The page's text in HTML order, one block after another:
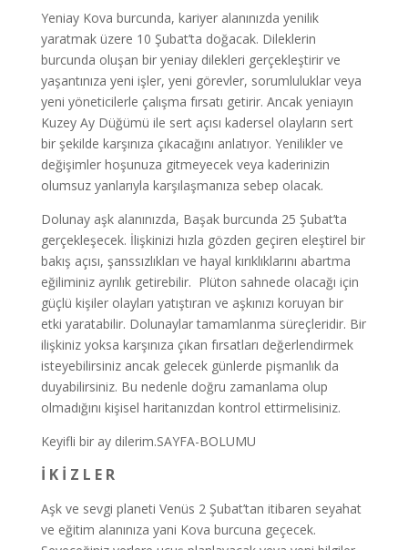
Yeniay Kova burcunda, kariyer alanınızda yenilik
yaratmak üzere 10 Şubat’ta doğacak. Dileklerin
burcunda oluşan bir yeniay dilekleri gerçekleştirir ve
yaşantınıza yeni işler, yeni görevler, sorumluluklar veya
yeni yöneticilerle çalışma fırsatı getirir. Ancak yeniayın
Kuzey Ay Düğümü ile sert açısı kadersel olayların sert
bir şekilde karşınıza çıkacağını anlatıyor. Yenilikler ve
değişimler hoşunuza gitmeyecek veya kaderinizin
olumsuz yanlarıyla karşılaşmanıza sebep olacak.
Dolunay aşk alanınızda, Başak burcunda 25 Şubat’ta
gerçekleşecek. İlişkinizi hızla gözden geçiren eleştirel bir
bakış açısı, şanssızlıkları ve hayal kırıklıklarını abartma
eğiliminiz ayrılık getirebilir. Plüton sahnede olacağı için
güçlü kişiler olayları yatıştıran ve aşkınızı koruyan bir
etki yaratabilir. Dolunaylar tamamlanma süreçleridir. Bir
ilişkiniz yoksa karşınıza çıkan fırsatları değerlendirmek
isteyebilirsiniz ancak gelecek günlerde pişmanlık da
duyabilirsiniz. Bu nedenle doğru zamanlama olup
olmadığını kişisel haritanızdan kontrol ettirmelisiniz.
Keyifli bir ay dilerim.SAYFA-BOLUMU
İ K İ Z L E R
Aşk ve sevgi planeti Venüs 2 Şubat’tan itibaren seyahat
ve eğitim alanınıza yani Kova burcuna geçecek.